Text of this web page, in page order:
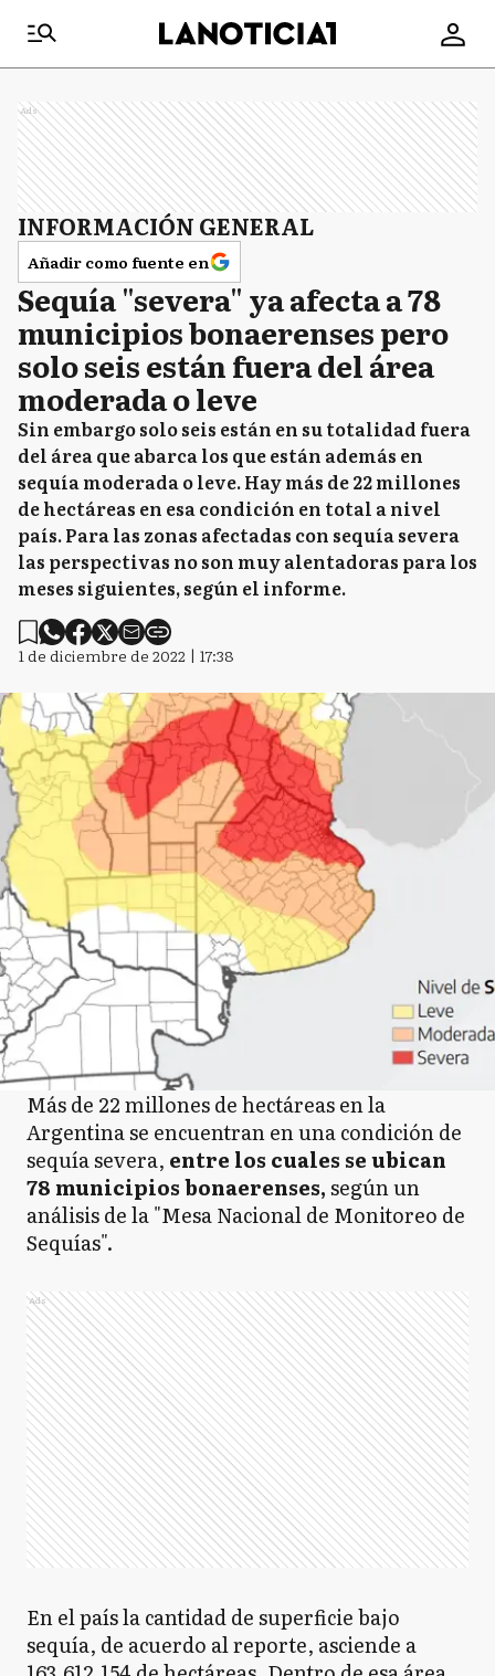
Ads
INFORMACIÓN GENERAL
Añadir como fuente en
Sequía "severa" ya afecta a 78
municipios bonaerenses pero
solo seis están fuera del área
moderada o leve
Sin embargo solo seis están en su totalidad fuera
del área que abarca los que están además en
sequía moderada o leve. Hay más de 22 millones
de hectáreas en esa condición en total a nivel
país. Para las zonas afectadas con sequía severa
las perspectivas no son muy alentadoras para los
meses siguientes, según el informe.
1 de diciembre de 2022 | 17:38
Más de 22 millones de hectáreas en la
Argentina se encuentran en una condición de
sequía severa, entre los cuales se ubican
78 municipios bonaerenses,según un
análisis de la "Mesa Nacional de Monitoreo de
Sequías".
Ads
En el país la cantidad de superficie bajo
sequía, de acuerdo al reporte, asciende a